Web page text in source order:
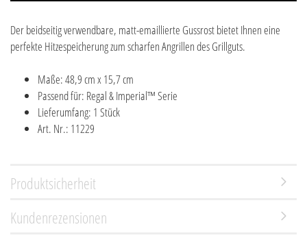
Der beidseitig verwendbare, matt-emaillierte Gussrost bietet Ihnen eine
perfekte Hitzespeicherung zum scharfen Angrillen des Grillguts.
Maße: 48,9 cm x 15,7 cm
Passend für: Regal & Imperial™ Serie
Lieferumfang: 1 Stück
Art. Nr.: 11229
Produktsicherheit
Kundenrezensionen